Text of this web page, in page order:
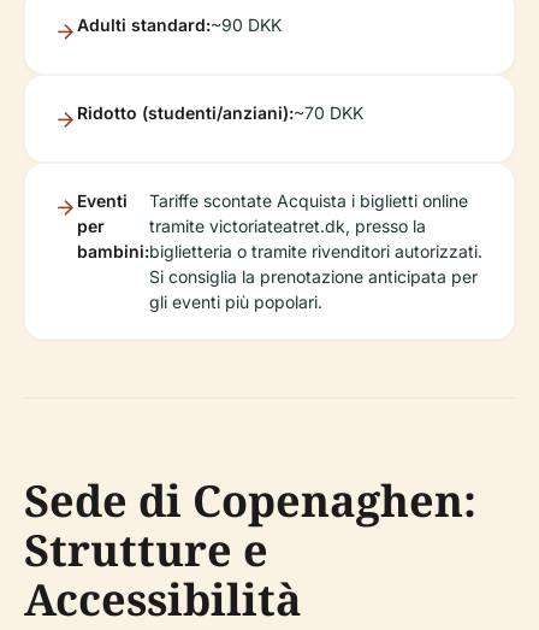
Adulti standard:~90 DKK
Ridotto (studenti/anziani):~70 DKK
Eventi
per
bambini:
Tariffe scontate Acquista i biglietti online
tramite victoriateatret.dk, presso la
biglietteria o tramite rivenditori autorizzati.
Si consiglia la prenotazione anticipata per
gli eventi più popolari.
Sede di Copenaghen:
Strutture e
Accessibilità